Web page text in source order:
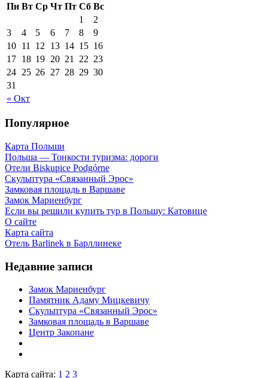
Пн Вт Ср Чт Пт Сб Вс
« Окт
1
2
3
4 5 6 7 8
9
10 11 12 13 14 15 16
17 18 19 20 21 22 23
24 25 26 27 28 29 30
31
Популярное
Карта Польши
Польша — Тонкости туризма: дороги
Отели Biskupice Podgórne
Скульптура «Связанный Эрос»
Замковая площадь в Варшаве
Замок Мариенбург
Если вы решили купить тур в Польшу: Катовице
О сайте
Карта сайта
Отель Barlinek в Барллинеке
Недавние записи
Замок Мариенбург
Памятник Адаму Мицкевичу
Скульптура «Связанный Эрос»
Замковая площадь в Варшаве
Центр Закопане
Карта сайта: 1 2 3